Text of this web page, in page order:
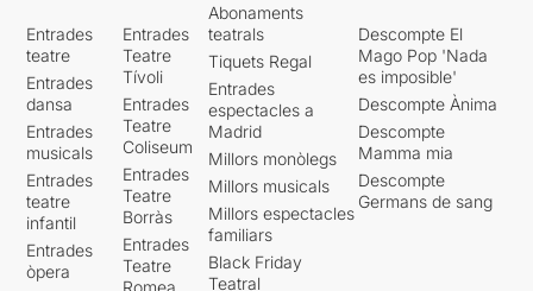
Entrades
teatre
Entrades
dansa
Entrades
musicals
Entrades
teatre
infantil
Entrades
òpera
Entrades
Teatre
Tívoli
Entrades
Teatre
Coliseum
Entrades
Teatre
Borràs
Entrades
Teatre
Romea
Abonaments
teatrals
Tiquets Regal
Entrades
espectacles a
Madrid
Millors monòlegs
Millors musicals
Millors espectacles
familiars
Black Friday
Teatral
Descompte El
Mago Pop 'Nada
es imposible'
Descompte Ànima
Descompte
Mamma mia
Descompte
Germans de sang